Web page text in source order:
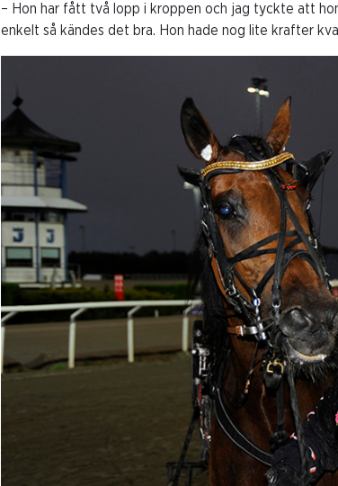
– Hon har fått två lopp i kroppen och jag tyckte att
enkelt så kändes det bra. Hon hade nog lite krafter